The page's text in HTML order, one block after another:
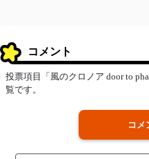
コメント
投票項目「風のクロノア door to
覧です。
コメ